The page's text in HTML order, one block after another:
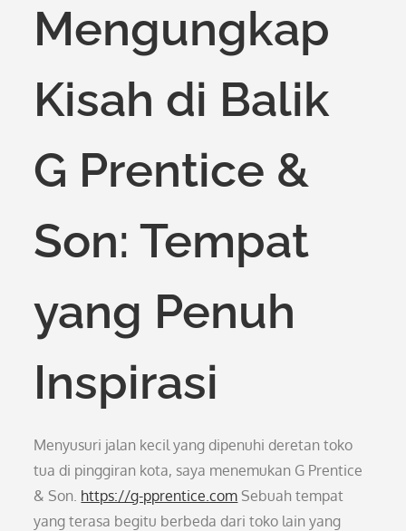
Mengungkap
Kisah di Balik
G Prentice &
Son: Tempat
yang Penuh
Inspirasi
Menyusuri jalan kecil yang dipenuhi deretan toko
tua di pinggiran kota, saya menemukan G Prentice
& Son. https://g-pprentice.com Sebuah tempat
yang terasa begitu berbeda dari toko lain yang